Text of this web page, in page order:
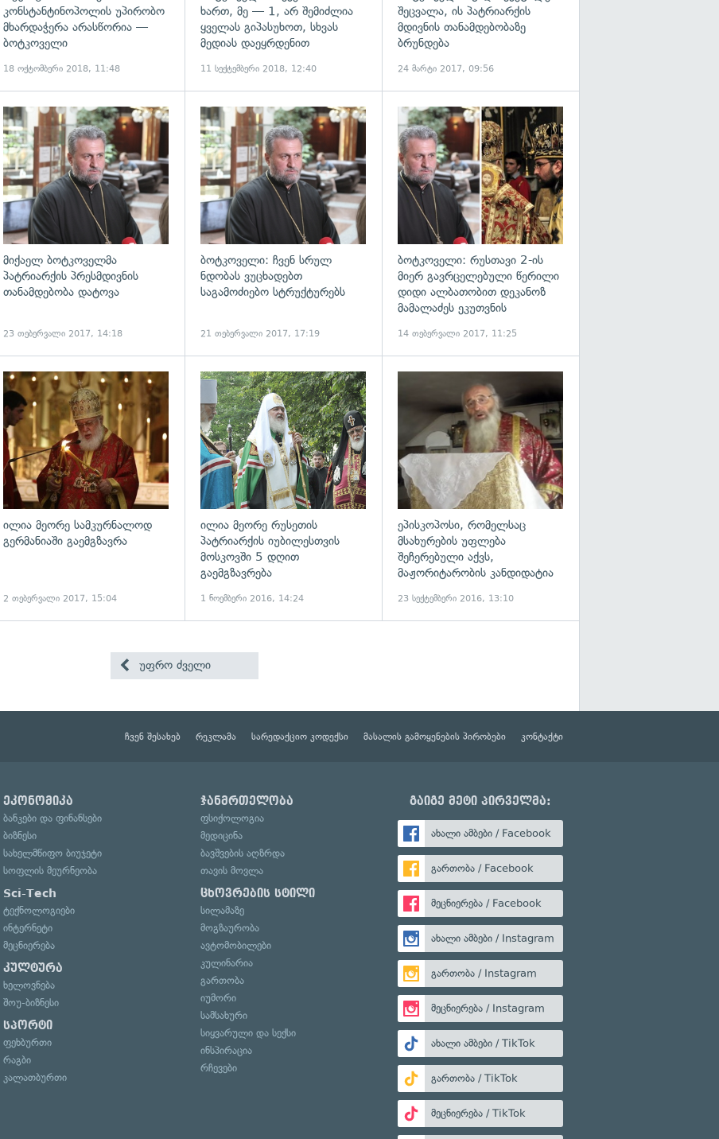
კონსტანტინოპოლის უპირობო
მხარდაჭერა არასწორია —
ბოტკოველი
18 ოქტომბერი 2018, 11:48
ხართ, მე — 1, არ შემიძლია
ყველას გიპასუხოთ, სხვას
მედიას დაეყრდენით
11 სექტემბერი 2018, 12:40
შეცვალა, ის პატრიარქის
მდივნის თანამდებობაზე
ბრუნდება
24 მარტი 2017, 09:56
გადახედვა გადახედვა
მიქაელ ბოტკოველმა
პატრიარქის პრესმდივნის
თანამდებობა დატოვა
23 თებერვალი 2017, 14:18
გადახედვა
ბოტკოველი: ჩვენ სრულ
ნდობას ვუცხადებთ
საგამოძიებო სტრუქტურებს
21 თებერვალი 2017, 17:19
ბოტკოველი: რუსთავი 2-ის
მიერ გავრცელებული წერილი
დიდი ალბათობით დეკანოზ
მამალაძეს ეკუთვნის
14 თებერვალი 2017, 11:25
გადახედვა გადახედვა
ილია მეორე სამკურნალოდ
გერმანიაში გაემგზავრა
2 თებერვალი 2017, 15:04
ილია მეორე რუსეთის
პატრიარქის იუბილესთვის
მოსკოვში 5 დღით
გაემგზავრება
1 ნოემბერი 2016, 14:24
ეპისკოპოსი, რომელსაც
მსახურების უფლება
შეჩერებული აქვს,
მაჟორიტარობის კანდიდატია
23 სექტემბერი 2016, 13:10
უფრო ძველი
ჩვენ შესახებ რეკლამა სარედაქციო კოდექსი მასალის გამოყენების პირობები კონტაქტი
ეკონომიკა
ბანკები და ფინანსები
ბიზნესი
სახელმწიფო ბიუჯეტი
სოფლის მეურნეობა
Sci-Tech
ტექნოლოგიები
ინტერნეტი
მეცნიერება
კულტურა
ხელოვნება
შოუ-ბიზნესი
სპორტი
ფეხბურთი
რაგბი
კალათბურთი
ჯანმრთელობა
ფსიქოლოგია
მედიცინა
ბავშვების აღზრდა
თავის მოვლა
ცხოვრების სტილი
სილამაზე
მოგზაურობა
ავტომობილები
კულინარია
გართობა
იუმორი
სამსახური
სიყვარული და სექსი
ინსპირაცია
რჩევები
გაიგე მეტი პირველმა:
ახალი ამბები / Facebook
გართობა / Facebook
მეცნიერება / Facebook
ახალი ამბები / Instagram
გართობა / Instagram
მეცნიერება / Instagram
ახალი ამბები / TikTok
გართობა / TikTok
მეცნიერება / TikTok